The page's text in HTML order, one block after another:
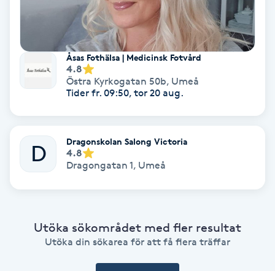
Idrottsmassage
IR-massage
Åsas Fothälsa | Medicinsk Fotvård
4.8
Östra Kyrkogatan 50b, Umeå
Tider fr. 09:50, tor 20 aug.
D Dragonskolan Salong Victoria
4.8
Dragongatan 1, Umeå
Utöka sökområdet med fler resultat
Utöka din sökarea för att få flera träffar